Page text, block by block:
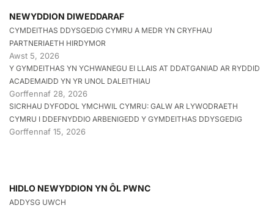
NEWYDDION DIWEDDARAF
CYMDEITHAS DDYSGEDIG CYMRU A MEDR YN CRYFHAU
PARTNERIAETH HIRDYMOR
Awst 5, 2026
Y GYMDEITHAS YN YCHWANEGU EI LLAIS AT DDATGANIAD AR RYDDID
ACADEMAIDD YN YR UNOL DALEITHIAU
Gorffennaf 28, 2026
SICRHAU DYFODOL YMCHWIL CYMRU: GALW AR LYWODRAETH
CYMRU I DDEFNYDDIO ARBENIGEDD Y GYMDEITHAS DDYSGEDIG
Gorffennaf 15, 2026
HIDLO NEWYDDION YN ÔL PWNC
ADDYSG UWCH